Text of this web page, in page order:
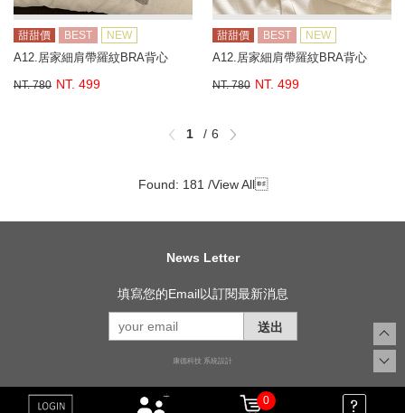
甜甜價 BEST NEW
A12.居家細肩帶羅紋BRA背心
NT. 780 NT. 499
甜甜價 BEST NEW
A12.居家細肩帶羅紋BRA背心
NT. 780 NT. 499
1 6
Found: 181 /View All
News Letter
填寫您的Email以訂閱最新消息
送出
康德科技 系統設計
0